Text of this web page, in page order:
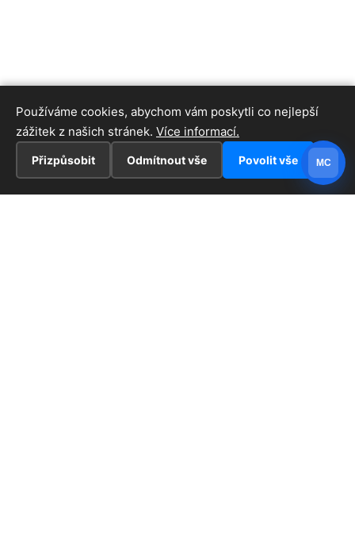
Používáme cookies, abychom vám poskytli co nejlepší
zážitek z našich stránek. Více informací.
Přizpůsobit Odmítnout vše Povolit vše MC